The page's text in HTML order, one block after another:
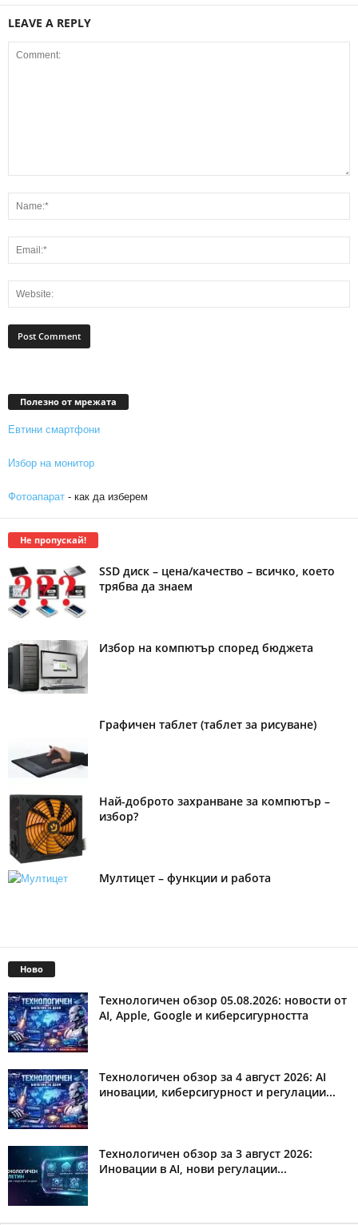
LEAVE A REPLY
Полезно от мрежата
Евтини смартфони
Избор на монитор
Фотоапарат - как да изберем
Не пропускай!
SSD диск – цена/качество – всичко, което
трябва да знаем
Избор на компютър според бюджета
Графичен таблет (таблет за рисуване)
Най-доброто захранване за компютър –
избор?
Мултицет – функции и работа
Ново
Технологичен обзор 05.08.2026: новости от
AI, Apple, Google и киберсигурността
Технологичен обзор за 4 август 2026: AI
иновации, киберсигурност и регулации...
Технологичен обзор за 3 август 2026:
Иновации в AI, нови регулации...